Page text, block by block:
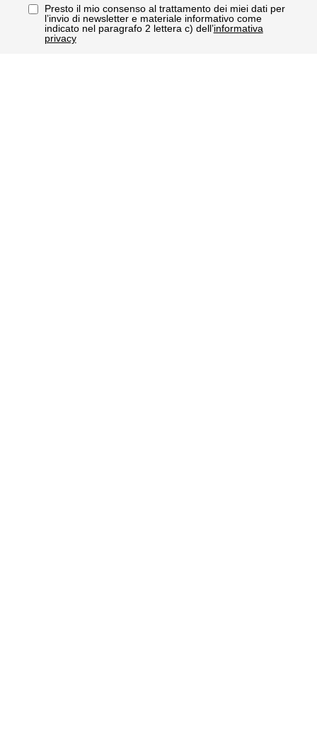
Presto il mio consenso al trattamento dei miei dati per
l’invio di newsletter e materiale informativo come
indicato nel paragrafo 2 lettera c) dell’informativa
privacy